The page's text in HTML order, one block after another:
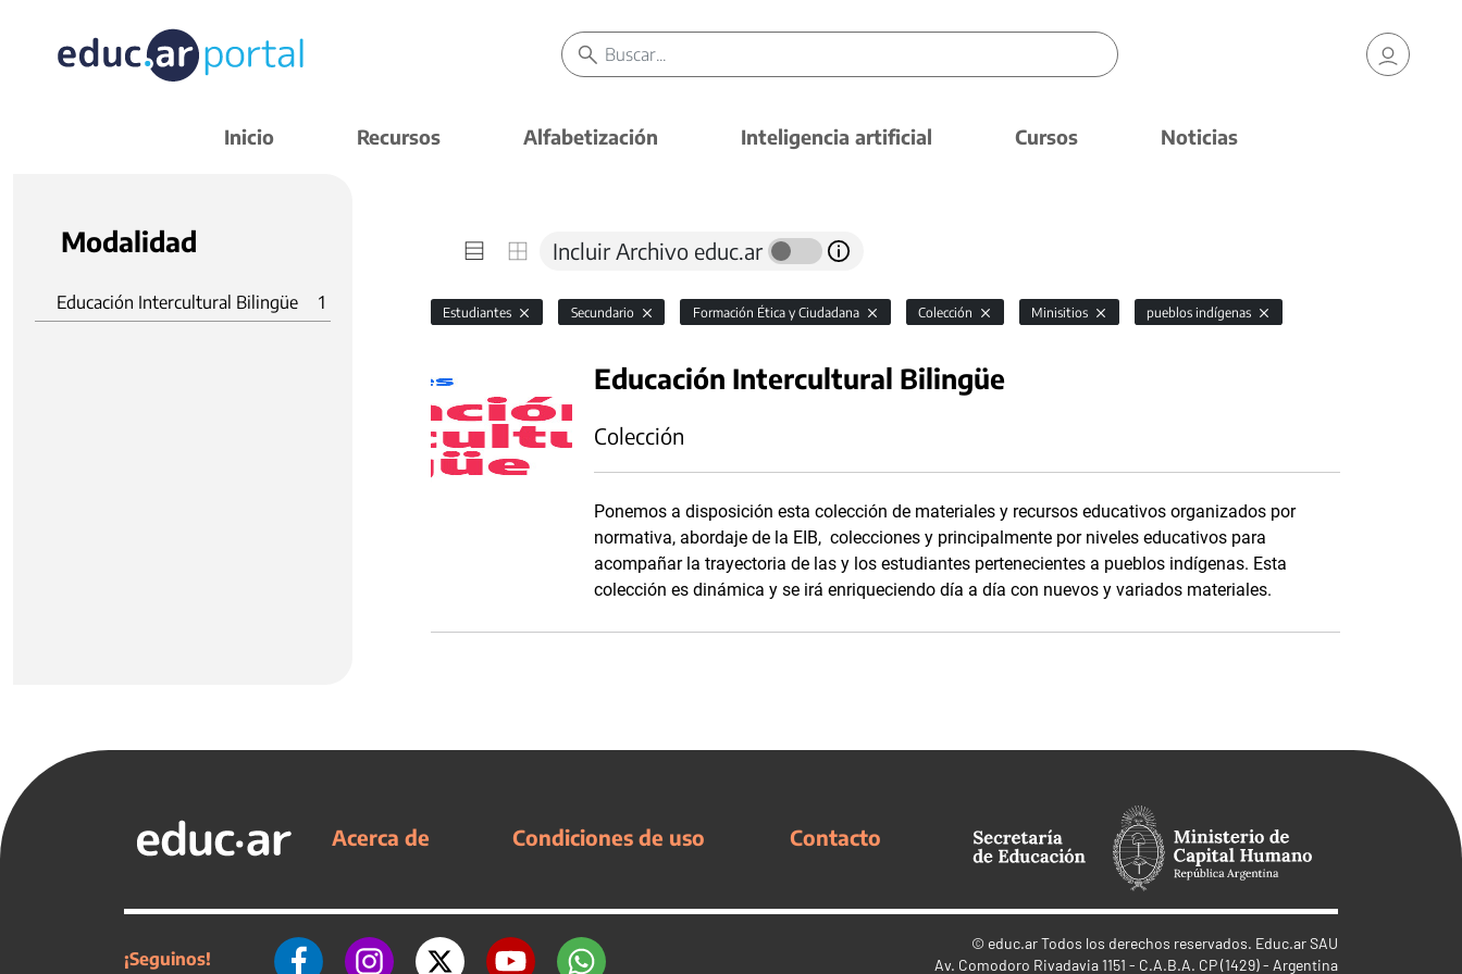
Inicio Recursos Alfabetización Inteligencia artificial Cursos Noticias
Modalidad
Educación Intercultural Bilingüe 1
Incluir Archivo educ.ar
Estudiantes Secundario Formación Ética y Ciudadana Colección Minisitios pueblos indígenas
Educación Intercultural Bilingüe
Colección
Ponemos a disposición esta colección de materiales y recursos educativos organizados por
normativa, abordaje de la EIB, colecciones y principalmente por niveles educativos para
acompañar la trayectoria de las y los estudiantes pertenecientes a pueblos indígenas. Esta
colección es dinámica y se irá enriqueciendo día a día con nuevos y variados materiales.
Acerca de Condiciones de uso Contacto
¡Seguinos!
© educ.arTodos los derechos reservados. Educ.ar SAU
Av. Comodoro Rivadavia 1151 - C.A.B.A. CP (1429) - Argentina